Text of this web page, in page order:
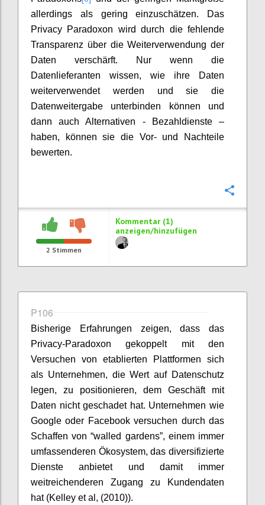
allerdings als gering einzuschätzen. Das
Privacy Paradoxon wird durch die fehlende
Transparenz über die Weiterverwendung der
Daten verschärft. Nur wenn die
Datenlieferanten wissen, wie ihre Daten
weiterverwendet werden und sie die
Datenweitergabe unterbinden können und
dann auch Alternativen - Bezahldienste –
haben, können sie die Vor- und Nachteile
bewerten.
2 Stimmen
Kommentar (1)
anzeigen/hinzufügen
P106
Bisherige Erfahrungen zeigen, dass das
Privacy-Paradoxon gekoppelt mit den
Versuchen von etablierten Plattformen sich
als Unternehmen, die Wert auf Datenschutz
legen, zu positionieren, dem Geschäft mit
Daten nicht geschadet hat. Unternehmen wie
Google oder Facebook versuchen durch das
Schaffen von “walled gardens”, einem immer
umfassenderen Ökosystem, das diversifizierte
Dienste anbietet und damit immer
weitreichenderen Zugang zu Kundendaten
hat (Kelley et al, (2010)).